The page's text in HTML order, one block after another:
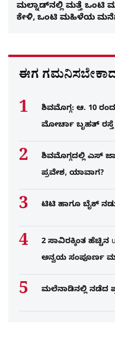
ಮಲ್ನಾಡ್​ನಲ್ಲಿ ಮತ್ತೆ ಒಂಟಿ
ಕೇಳಿ, ಒಂಟಿ ಮಹಿಳೆಯ ಮನೆಗೆ
ಈಗ
ಶಿವಮೊಗ್ಗ: ಆ. 10
ಮೋರ್ಚಾ ಬೃಹತ್ ರಸ್ತೆ
ಶಿವಮೊಗ್ಗದಲ್ಲಿ ಎಸ್​
ಪ್ರವೇಶ, ಯಾವಾಗ?
ಟಿಟಿ ಹಾಗೂ ಬೈಕ್
2 ಸಾವಿರಕ್ಕಿಂತ ಹೆಚ್ಚಿನ
ಅನ್ವಯ ಸಂಪೂರ್ಣ
ಮಲೆನಾಡಿನಲ್ಲಿ ನಡೆದ